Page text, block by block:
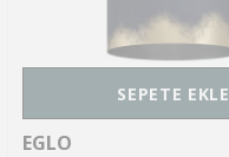
SEPETE EKLE
EGLO